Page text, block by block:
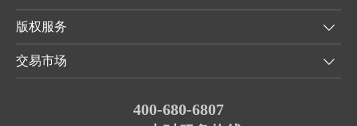
版权服务
交易市场
400-680-6807